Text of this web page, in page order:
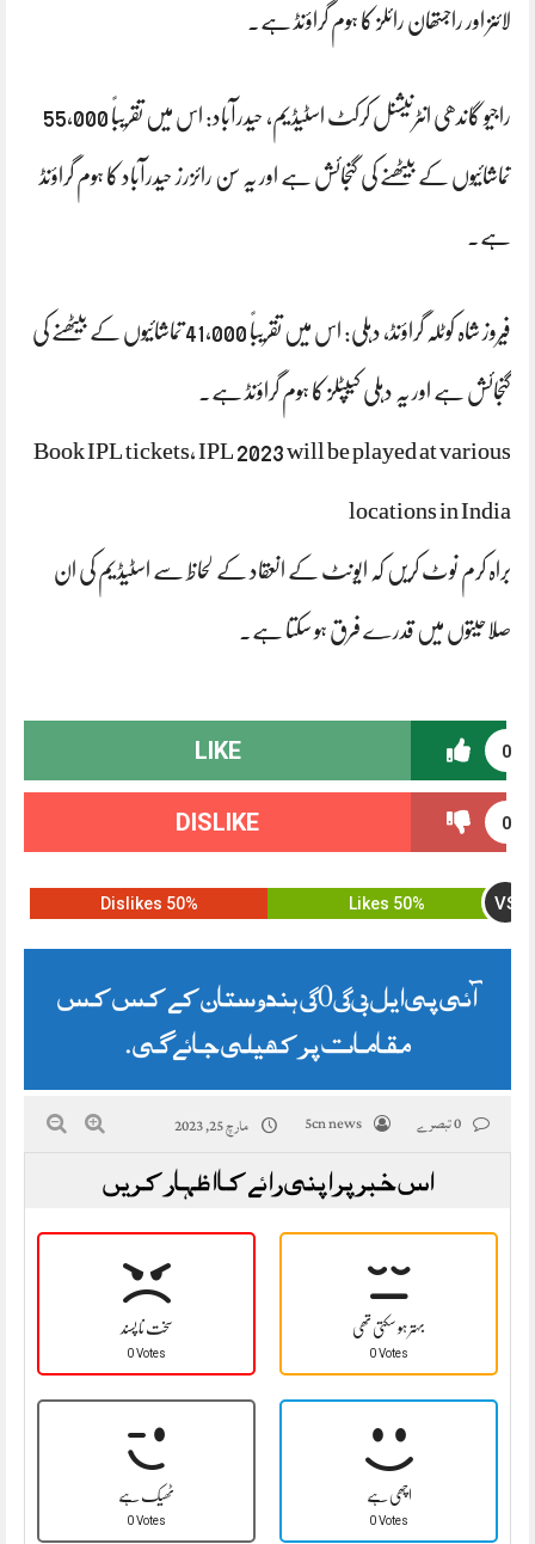
لائنز اور راجستھان رائلز کا ہوم گراؤنڈ ہے۔
راجیو گاندھی انٹرنیشنل کرکٹ اسٹیڈیم، حیدرآباد: اس میں تقریباً 55,000
تماشائیوں کے بیٹھنے کی گنجائش ہے اور یہ سن رائزرز حیدرآباد کا ہوم گراؤنڈ
ہے۔
فیروز شاہ کوٹلہ گراؤنڈ، دہلی: اس میں تقریباً 41,000 تماشائیوں کے بیٹھنے کی
گنجائش ہے اور یہ دہلی کیپٹلز کا ہوم گراؤنڈ ہے۔
Book IPL tickets, IPL 2023 will be played at various
locations in India
براہ کرم نوٹ کریں کہ ایونٹ کے انعقاد کے لحاظ سے اسٹیڈیم کی ان
صلاحیتوں میں قدرے فرق ہو سکتا ہے۔
0
LIKE
0
DISLIKE
50% Likes VS
50% Dislikes
آئی پی ایل 2023 ہندوستان کے کس کس
مقامات پر کھیلی جائے گی.
5cn news مارچ 25, 2023
اس خبر پر اپنی رائے کا اظہار کریں
سخت نا پسند
0 Votes
بہتر ہو سکتی تھی
0 Votes
ٹھیک ہے
0 Votes
اچھی ہے
0 Votes